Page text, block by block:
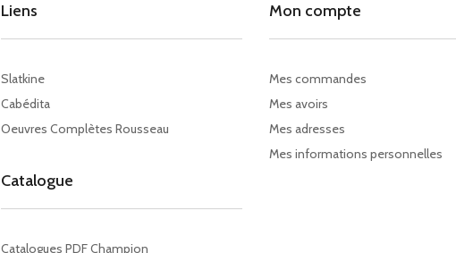
Liens
Slatkine
Cabédita
Oeuvres Complètes Rousseau
Catalogue
Catalogues PDF Champion
Mon compte
Mes commandes
Mes avoirs
Mes adresses
Mes informations personnelles